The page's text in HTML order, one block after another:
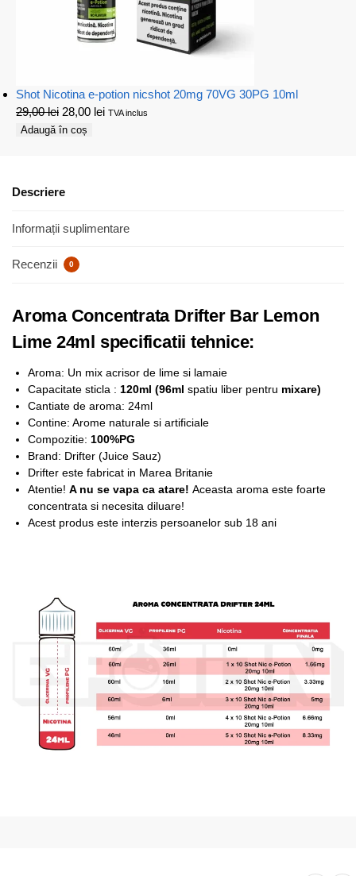
Shot Nicotina e-potion nicshot 20mg 70VG 30PG 10ml
29,00lei 28,00 lei TVA inclus
Adaugă în coș
Descriere
Informații suplimentare
Recenzii 0
Aroma Concentrata Drifter Bar Lemon
Lime 24ml specificatii tehnice:
Aroma: Un mix acrisor de lime si lamaie
Capacitate sticla : 120ml (96ml spatiu liber pentru mixare)
Cantiate de aroma: 24ml
Contine: Arome naturale si artificiale
Compozitie: 100%PG
Brand: Drifter (Juice Sauz)
Drifter este fabricat in Marea Britanie
Atentie! A nu se vapa ca atare! Aceasta aroma este foarte
concentrata si necesita diluare!
Acest produs este interzis persoanelor sub 18 ani